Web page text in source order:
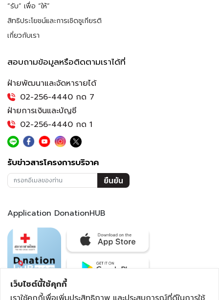
“รับ” เพื่อ “ให้”
สิทธิประโยชน์และการเชิดชูเกียรติ
เกี่ยวกับเรา
สอบถามข้อมูลหรือติดตามเราได้ที่
ฝ่ายพัฒนาและจัดหารายได้
02-256-4440 กด 7
ฝ่ายการเงินและบัญชี
02-256-4440 กด 1
รับข่าวสารโครงการบริจาค
ยืนยัน
Application DonationHUB
เว็บไซต์นี้ใช้คุกกี้